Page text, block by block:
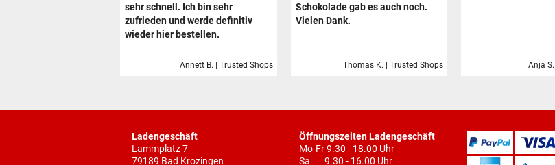
sehr schnell. Ich bin sehr
zufrieden und werde definitiv
wieder hier bestellen.
Annett B. | Trusted Shops
Schokolade gab es auch noch.
Vielen Dank.
Thomas K. | Trusted Shops Anja
Ladengeschäft
Lammplatz 7
79189 Bad Krozingen
Öffnungszeiten Ladengeschäft
Mo-Fr 9.30 - 18.00 Uhr
Sa 9.30 - 16.00 Uhr